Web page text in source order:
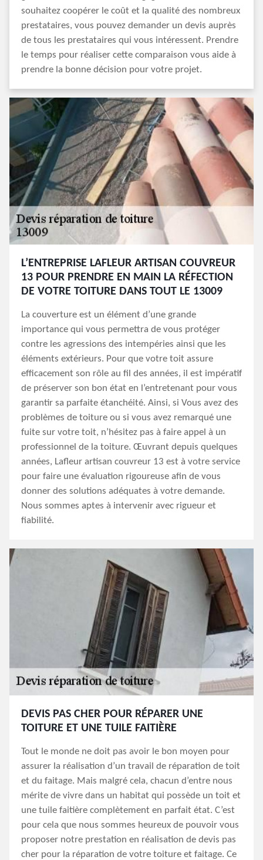
souhaitez coopérer le coût et la qualité des nombreux
prestataires, vous pouvez demander un devis auprès
de tous les prestataires qui vous intéressent. Prendre
le temps pour réaliser cette comparaison vous aide à
prendre la bonne décision pour votre projet.
L’ENTREPRISE LAFLEUR ARTISAN COUVREUR
13 POUR PRENDRE EN MAIN LA RÉFECTION
DE VOTRE TOITURE DANS TOUT LE 13009
La couverture est un élément d’une grande
importance qui vous permettra de vous protéger
contre les agressions des intempéries ainsi que les
éléments extérieurs. Pour que votre toit assure
efficacement son rôle au fil des années, il est impératif
de préserver son bon état en l’entretenant pour vous
garantir sa parfaite étanchéité. Ainsi, si Vous avez des
problèmes de toiture ou si vous avez remarqué une
fuite sur votre toit, n’hésitez pas à faire appel à un
professionnel de la toiture. Œuvrant depuis quelques
années, Lafleur artisan couvreur 13 est à votre service
pour faire une évaluation rigoureuse afin de vous
donner des solutions adéquates à votre demande.
Nous sommes aptes à intervenir avec rigueur et
fiabilité.
DEVIS PAS CHER POUR RÉPARER UNE
TOITURE ET UNE TUILE FAITIÈRE
Tout le monde ne doit pas avoir le bon moyen pour
assurer la réalisation d’un travail de réparation de toit
et du faitage. Mais malgré cela, chacun d’entre nous
mérite de vivre dans un habitat qui possède un toit et
une tuile faitière complètement en parfait état. C’est
pour cela que nous sommes heureux de pouvoir vous
proposer notre prestation en réalisation de devis pas
cher pour la réparation de votre toiture et faitage. Ce